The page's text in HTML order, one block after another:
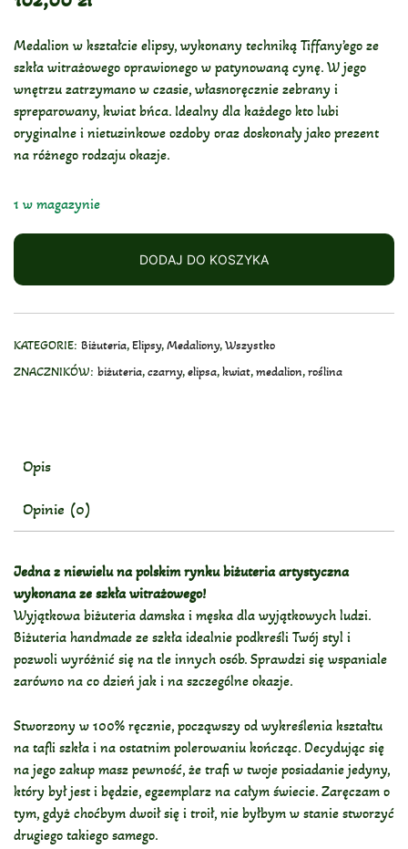
Medalion w kształcie elipsy, wykonany techniką Tiffany’ego ze
szkła witrażowego oprawionego w patynowaną cynę. W jego
wnętrzu zatrzymano w czasie, własnoręcznie zebrany i
spreparowany, kwiat bńca. Idealny dla każdego kto lubi
oryginalne i nietuzinkowe ozdoby oraz doskonały jako prezent
na różnego rodzaju okazje.
1 w magazynie
DODAJ DO KOSZYKA
KATEGORIE: Biżuteria,Elipsy,Medaliony,Wszystko
ZNACZNIKÓW: biżuteria,czarny,elipsa,kwiat,medalion,roślina
Opis
Opinie (0)
Jedna z niewielu na polskim rynku biżuteria artystyczna
wykonana ze szkła witrażowego!
Wyjątkowa biżuteria damska i męska dla wyjątkowych ludzi.
Biżuteria handmade ze szkła idealnie podkreśli Twój styl i
pozwoli wyróżnić się na tle innych osób. Sprawdzi się wspaniale
zarówno na co dzień jak i na szczególne okazje.
Stworzony w 100% ręcznie, począwszy od wykreślenia kształtu
na tafli szkła i na ostatnim polerowaniu kończąc. Decydując się
na jego zakup masz pewność, że trafi w twoje posiadanie jedyny,
który był jest i będzie, egzemplarz na całym świecie. Zaręczam o
tym, gdyż choćbym dwoił się i troił, nie byłbym w stanie stworzyć
drugiego takiego samego.